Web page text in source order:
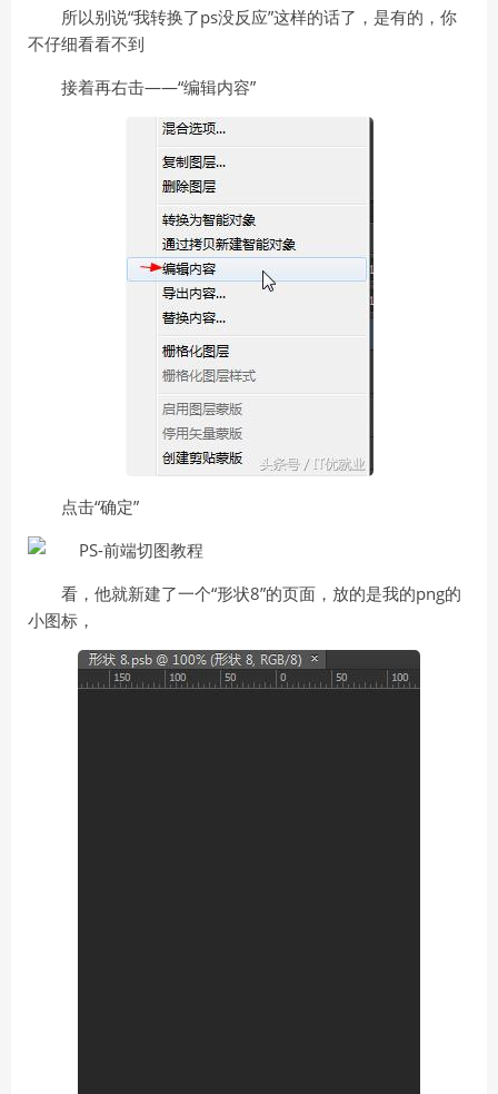
所以别说“我转换了ps没反应”这样的话了，是有的，你
不仔细看看不到
接着再右击——“编辑内容”
点击“确定”
看，他就新建了一个“形状8”的页面，放的是我的png的
小图标，